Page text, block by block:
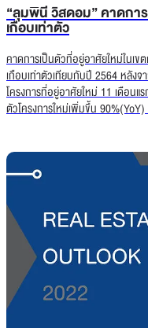
“ลุมพินี วิสดอม” คาดกา
เกือบเท่าตัว
คาดการเป็นตัวที่อยู่อาศัยใหม่ในเ
เกือบเท่าตัวเทียบกับปี 2564 หลัง
โครงการที่อยู่อาศัยใหม่ 11 เดือ
ตัวโครงการใหม่เพิ่มขึ้น